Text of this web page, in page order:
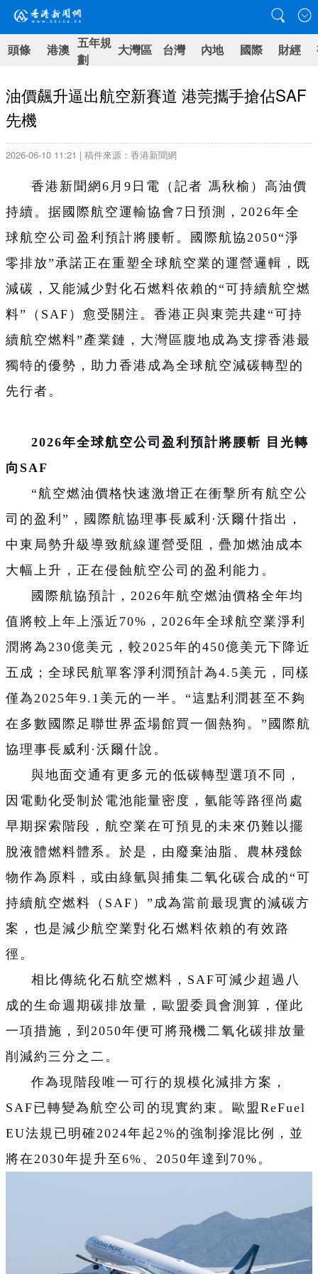
頭條 港澳 五年規
劃
大灣區 台灣 內地 國際 財經
油價飆升逼出航空新賽道 港莞攜手搶佔SAF
先機
2026-06-10 11:21 | 稿件來源：香港新聞網
香港新聞網6月9日電（記者 馮秋榆）高油價
持續。据國際航空運輸協會7日預測，2026年全
球航空公司盈利預計將腰斬。國際航協2050“淨
零排放”承諾正在重塑全球航空業的運營邏輯，既
減碳，又能減少對化石燃料依賴的“可持續航空燃
料”
（SAF） 愈受關注。香港正與東莞共建“可持
續航空燃料”產業鏈，大灣區腹地成為支撐香港最
獨特的優勢，助力香港成為全球航空減碳轉型的
先行者。
2026年全球航空公司盈利預計將腰斬 目光轉
向SAF
“航空燃油價格快速激增正在衝擊所有航空公
司的盈利”，國際航協理事長威利·沃爾什指出，
中東局勢升級導致航線運營受阻，疊加燃油成本
大幅上升，正在侵蝕航空公司的盈利能力。
國際航協預計，2026年航空燃油價格全年均
值將較上年上漲近70%，2026年全球航空業淨利
潤將為230億美元，較2025年的450億美元下降近
五成；全球民航單客淨利潤預計為4.5美元，同樣
僅為2025年9.1美元的一半。“這點利潤甚至不夠
在多數國際足聯世界盃場館買一個熱狗。”國際航
協理事長威利·沃爾什說。
與地面交通有更多元的低碳轉型選項不同，
因電動化受制於電池能量密度，氫能等路徑尚處
早期探索階段，航空業在可預見的未來仍難以擺
脫液體燃料體系。於是，由廢棄油脂、農林殘餘
物作為原料，或由綠氫與捕集二氧化碳合成的“可
持續航空燃料（SAF）”成為當前最現實的減碳方
案，也是減少航空業對化石燃料依賴的有效路
徑。
相比傳統化石航空燃料，SAF可減少超過八
成的生命週期碳排放量，歐盟委員會測算，僅此
一項措施，到2050年便可將飛機二氧化碳排放量
削減約三分之二。
作為現階段唯一可行的規模化減排方案，
SAF已轉變為航空公司的現實約束。歐盟ReFuel
EU法規已明確2024年起2%的強制摻混比例，並
將在2030年提升至6%、2050年達到70%。